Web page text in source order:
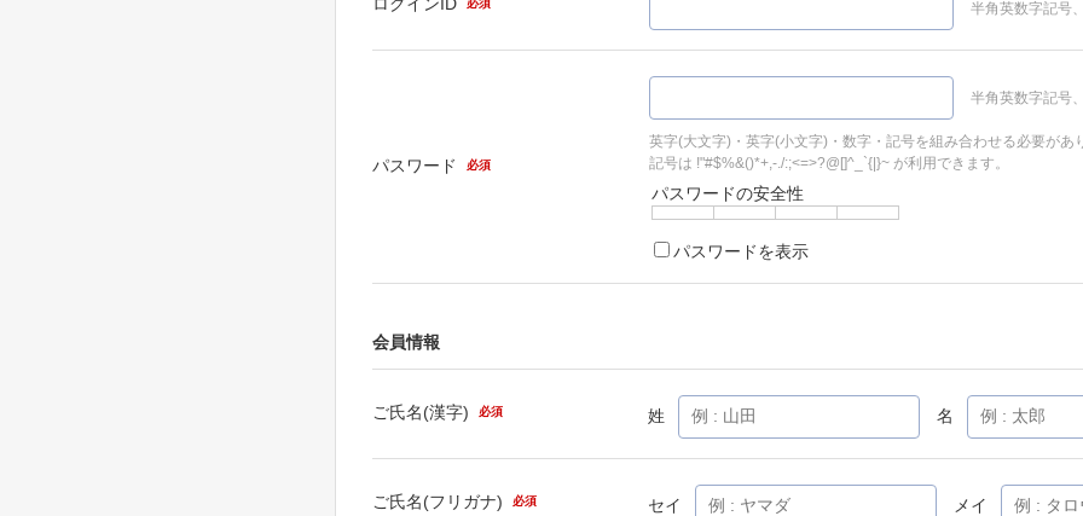
ログインID 必須 半角英数字記号
パスワード 必須
半角英数字記号
英字(大文字)・英字(小文字)・数字・記号を組み合わせる必要があ
記号は !"#$%&()*+,-./:;<=>?@[]^_`{|}~ が利用できます。
パスワードの安全性
パスワードを表示
会員情報
ご氏名(漢字) 必須 姓 名
ご氏名(フリガナ) 必須 セイ メイ